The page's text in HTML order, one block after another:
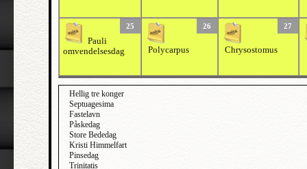
25
Pauli
omvendelsesdag
26
Polycarpus
27
Chrysostomus
Hellig tre konger
Septuagesima
Fastelavn
Påskedag
Store Bededag
Kristi Himmelfart
Pinsedag
Trinitatis